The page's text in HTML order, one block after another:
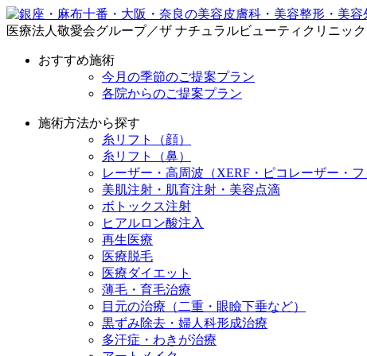
医療法人敬愛会グループ／ザ ナチュラルビューティクリニッ
おすすめ施術
今月の季節のご提案プラン
各院からのご提案プラン
施術方法から探す
糸リフト（顔）
糸リフト（鼻）
レーザー・高周波（XERF・ピコレーザー・フ
美肌注射・肌育注射・美容点滴
ボトックス注射
ヒアルロン酸注入
再生医療
医療脱毛
医療ダイエット
薄毛・育毛治療
目元の治療（二重・眼瞼下垂など）
黒ずみ除去・婦人科形成治療
多汗症・わきが治療